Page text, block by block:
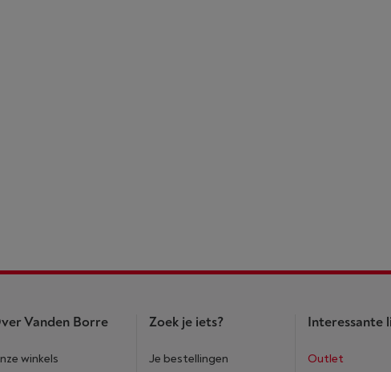
Vanden Borre
winkels
Zoek je iets?
Je bestellingen
Interessante
Outlet